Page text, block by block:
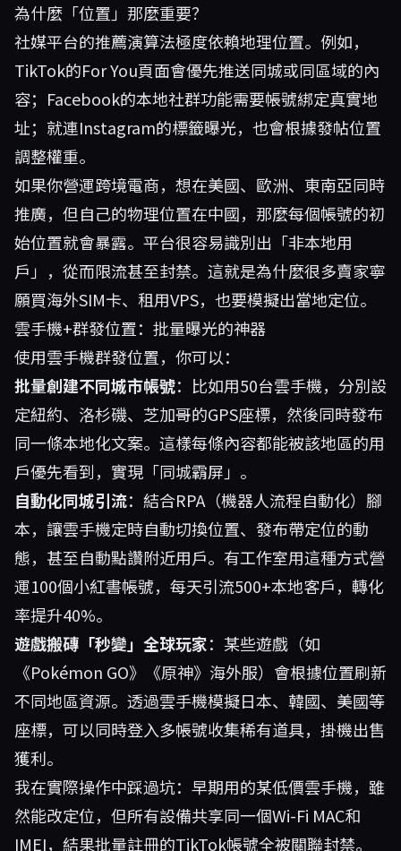
為什麼「位置」那麼重要？
社媒平台的推薦演算法極度依賴地理位置。例如，
TikTok的For You頁面會優先推送同城或同區域的內
容；Facebook的本地社群功能需要帳號綁定真實地
址；就連Instagram的標籤曝光，也會根據發帖位置
調整權重。
如果你營運跨境電商，想在美國、歐洲、東南亞同時
推廣，但自己的物理位置在中國，那麼每個帳號的初
始位置就會暴露。平台很容易識別出「非本地用
戶」，從而限流甚至封禁。這就是為什麼很多賣家寧
願買海外SIM卡、租用VPS，也要模擬出當地定位。
雲手機+群發位置：批量曝光的神器
使用雲手機群發位置，你可以：
批量創建不同城市帳號：比如用50台雲手機，分別設
定紐約、洛杉磯、芝加哥的GPS座標，然後同時發布
同一條本地化文案。這樣每條內容都能被該地區的用
戶優先看到，實現「同城霸屏」。
自動化同城引流：結合RPA（機器人流程自動化）腳
本，讓雲手機定時自動切換位置、發布帶定位的動
態，甚至自動點讚附近用戶。有工作室用這種方式營
運100個小紅書帳號，每天引流500+本地客戶，轉化
率提升40%。
遊戲搬磚「秒變」全球玩家：某些遊戲（如
《Pokémon GO》《原神》海外服）會根據位置刷新
不同地區資源。透過雲手機模擬日本、韓國、美國等
座標，可以同時登入多帳號收集稀有道具，掛機出售
獲利。
我在實際操作中踩過坑：早期用的某低價雲手機，雖
然能改定位，但所有設備共享同一個Wi-Fi MAC和
IMEI，結果批量註冊的TikTok帳號全被關聯封禁。